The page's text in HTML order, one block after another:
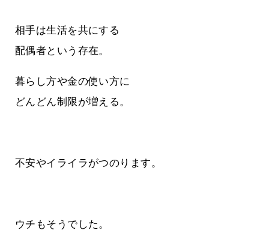
相手は生活を共にする
配偶者という存在。
暮らし方や金の使い方に
どんどん制限が増える。
不安やイライラがつのります。
ウチもそうでした。